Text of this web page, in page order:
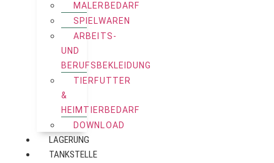
MALERBEDARF
SPIELWAREN
ARBEITS-
UND
BERUFSBEKLEIDUNG
TIERFUTTER
&
HEIMTIERBEDARF
DOWNLOAD
LAGERUNG
TANKSTELLE